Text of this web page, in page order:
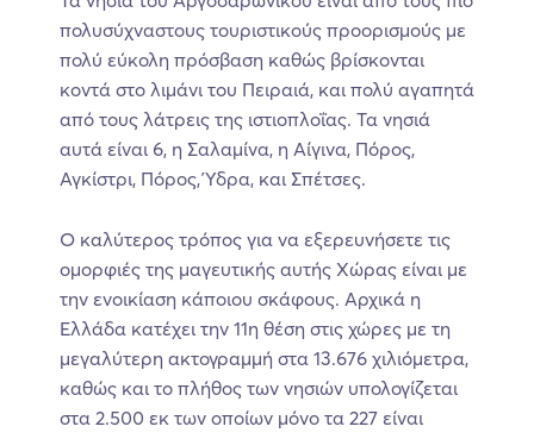
πολυσύχναστους τουριστικούς προορισμούς με
πολύ εύκολη πρόσβαση καθώς βρίσκονται
κοντά στο λιμάνι του Πειραιά, και πολύ αγαπητά
από τους λάτρεις της ιστιοπλοΐας. Τα νησιά
αυτά είναι 6, η Σαλαμίνα, η Αίγινα, Πόρος,
Αγκίστρι, Πόρος, Ύδρα, και Σπέτσες.
Ο καλύτερος τρόπος για να εξερευνήσετε τις
ομορφιές της μαγευτικής αυτής Χώρας είναι με
την ενοικίαση κάποιου σκάφους. Αρχικά η
Ελλάδα κατέχει την 11η θέση στις χώρες με τη
μεγαλύτερη ακτογραμμή στα 13.676 χιλιόμετρα,
καθώς και το πλήθος των νησιών υπολογίζεται
στα 2.500 εκ των οποίων μόνο τα 227 είναι